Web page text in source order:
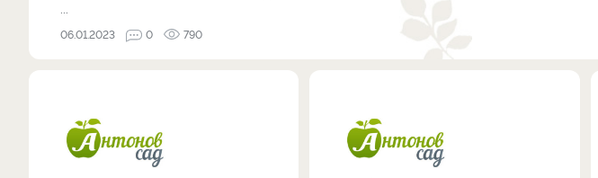
06.01.2023 0 790